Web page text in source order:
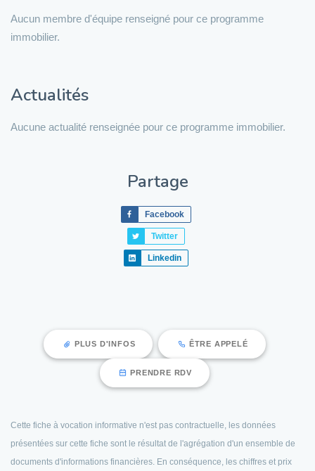
Aucun membre d'équipe renseigné pour ce programme
immobilier.
Actualités
Aucune actualité renseignée pour ce programme immobilier.
Partage
Facebook
Twitter
Linkedin
PLUS D'INFOS ÊTRE APPELÉ
PRENDRE RDV
Cette fiche à vocation informative n'est pas contractuelle, les données
présentées sur cette fiche sont le résultat de l'agrégation d'un ensemble de
documents d'informations financières. En conséquence, les chiffres et prix